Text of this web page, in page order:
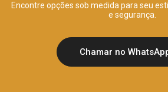
Encontre opções sob medida para seu
e segurança.
Chamar no